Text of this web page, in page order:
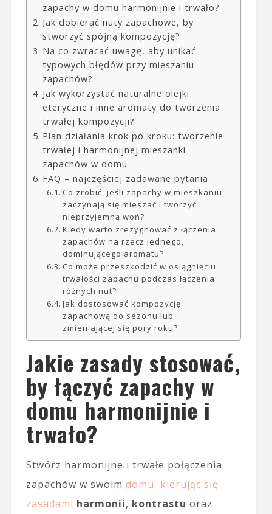
zapachy w domu harmonijnie i trwało?
Jak dobierać nuty zapachowe, by
stworzyć spójną kompozycję?
Na co zwracać uwagę, aby unikać
typowych błędów przy mieszaniu
zapachów?
Jak wykorzystać naturalne olejki
eteryczne i inne aromaty do tworzenia
trwałej kompozycji?
Plan działania krok po kroku: tworzenie
trwałej i harmonijnej mieszanki
zapachów w domu
FAQ – najczęściej zadawane pytania
Co zrobić, jeśli zapachy w mieszkaniu
zaczynają się mieszać i tworzyć
nieprzyjemną woń?
Kiedy warto zrezygnować z łączenia
zapachów na rzecz jednego,
dominującego aromatu?
Co może przeszkodzić w osiągnięciu
trwałości zapachu podczas łączenia
różnych nut?
Jak dostosować kompozycję
zapachową do sezonu lub
zmieniającej się pory roku?
Jakie zasady stosować,
by łączyć zapachy w
domu harmonijnie i
trwało?
Stwórz harmonijne i trwałe połączenia
zapachów w swoim domu, kierując się
zasadami harmonii, kontrastu oraz